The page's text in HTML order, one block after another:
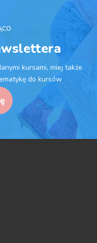
kursami, miej także
do kursów